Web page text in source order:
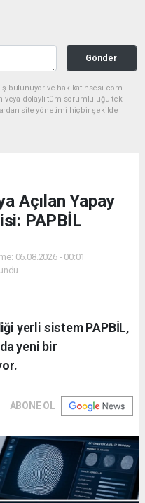
Gönder
bulunuyor ve hakikatinsesi.com
veya dolaylı tüm sorumluluğu tek
site yönetimi hiçbir şekilde
Açılan Yapay
PAPBİL
06.08.2026 - 00:01
yerli sistem PAPBİL,
yeni bir
ABONE OL